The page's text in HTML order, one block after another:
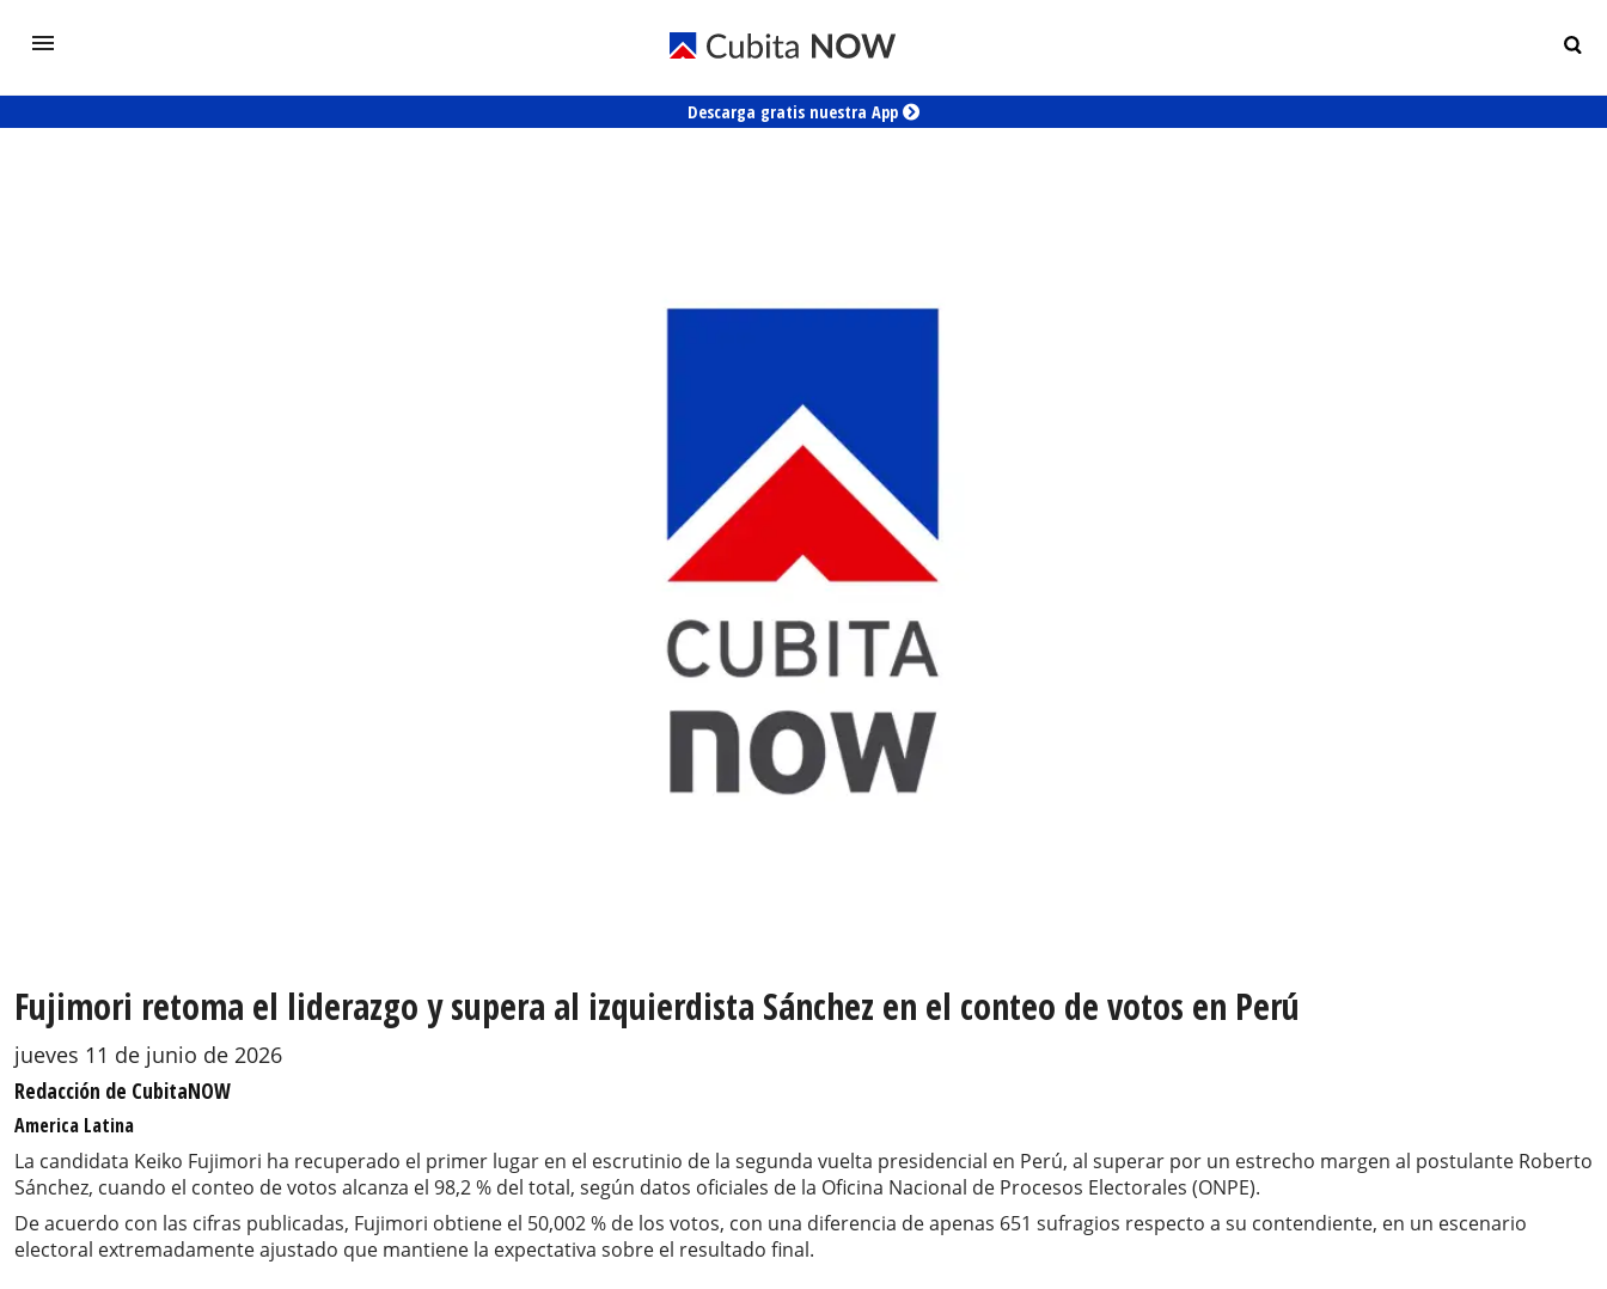
Descarga gratis nuestra App
Fujimori retoma el liderazgo y supera al izquierdista Sánchez en el conteo de votos en Perú
jueves 11 de junio de 2026
Redacción de CubitaNOW
America Latina
La candidata Keiko Fujimori ha recuperado el primer lugar en el escrutinio de la segunda vuelta presidencial en Perú, al superar por un estrecho margen al postulante Roberto
Sánchez, cuando el conteo de votos alcanza el 98,2 % del total, según datos oficiales de la Oficina Nacional de Procesos Electorales (ONPE).
De acuerdo con las cifras publicadas, Fujimori obtiene el 50,002 % de los votos, con una diferencia de apenas 651 sufragios respecto a su contendiente, en un escenario
electoral extremadamente ajustado que mantiene la expectativa sobre el resultado final.